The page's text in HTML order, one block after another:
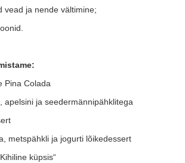
vead ja nende vältimine;
Pina Colada
apelsini ja seedermännipähklitega
metspähkli ja jogurti lõikedessert
küpsis“